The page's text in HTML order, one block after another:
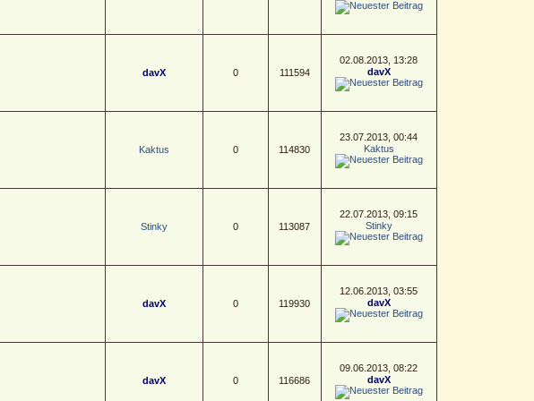
davX 0 111594
02.08.2013, 13:28
davX
Kaktus 0 114830
23.07.2013, 00:44
Kaktus
Stinky 0 113087
22.07.2013, 09:15
Stinky
davX 0 119930
12.06.2013, 03:55
davX
davX 0 116686
09.06.2013, 08:22
davX